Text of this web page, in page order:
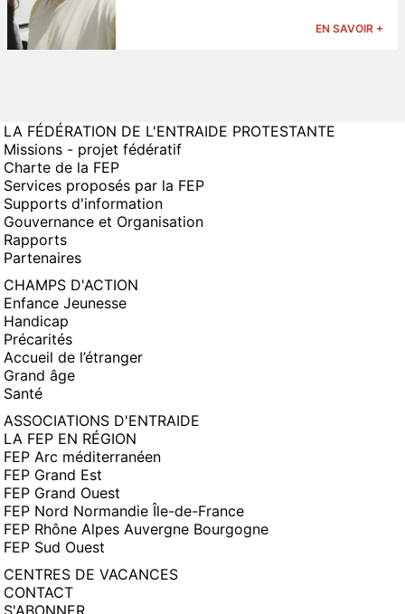
EN SAVOIR +
LA FÉDÉRATION DE L'ENTRAIDE PROTESTANTE
Missions - projet fédératif
Charte de la FEP
Services proposés par la FEP
Supports d'information
Gouvernance et Organisation
Rapports
Partenaires
CHAMPS D'ACTION
Enfance Jeunesse
Handicap
Précarités
Accueil de l’étranger
Grand âge
Santé
ASSOCIATIONS D'ENTRAIDE
LA FEP EN RÉGION
FEP Arc méditerranéen
FEP Grand Est
FEP Grand Ouest
FEP Nord Normandie Île-de-France
FEP Rhône Alpes Auvergne Bourgogne
FEP Sud Ouest
CENTRES DE VACANCES
CONTACT
S'ABONNER